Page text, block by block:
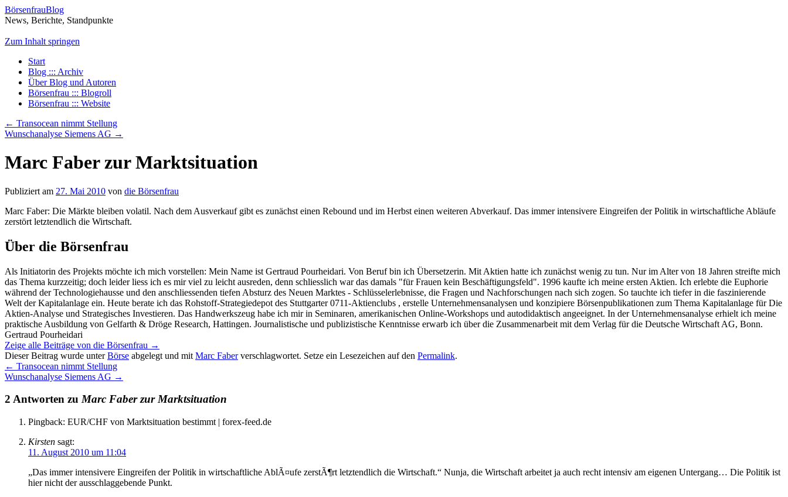
BörsenfrauBlog
News, Berichte, Standpunkte
Zum Inhalt springen
Start
Blog ::: Archiv
Über Blog und Autoren
Börsenfrau ::: Blogroll
Börsenfrau ::: Website
← Transocean nimmt Stellung
Wunschanalyse Siemens AG →
Marc Faber zur Marktsituation
Publiziert am 27. Mai 2010 von die Börsenfrau
Marc Faber: Die Märkte bleiben volatil. Nach dem Ausverkauf gibt es zunächst einen Rebound und im Herbst einen weiteren Abverkauf. Das immer intensivere Eingreifen der Politik in wirtschaftliche Abläufe
zerstört letztendlich die Wirtschaft.
Über die Börsenfrau
Als Initiatorin des Projekts möchte ich mich vorstellen: Mein Name ist Gertraud Pourheidari. Von Beruf bin ich Übersetzerin. Mit Aktien hatte ich zunächst wenig zu tun. Nur im Alter von 18 Jahren streifte mich
das Thema kurzzeitig; doch leider liess ich es mir viel zu leicht ausreden, denn schliesslich war das damals "für Frauen kein Beschäftigungsfeld". 1996 kaufte ich meine ersten Aktien. Ich erlebte die Euphorie
während der Technologiehausse und den anschliessenden tiefen Absturz des Neuen Marktes - Schlüsselerlebnisse, die Fragen und Nachforschungen nach sich zogen. So tauchte ich tiefer in die faszinierende
Welt der Kapitalanlage ein. Heute berate ich das Rohstoff-Strategiedepot des Stuttgarter 0711-Aktienclubs , erstelle Unternehmensanalysen und konzipiere Börsenpublikationen zum Thema Kapitalanlage für Die
Aktien-Analyse und Strategisches Investieren. Das Handwerkszeug habe ich mir in Seminaren, amerikanischen Online-Workshops und autodidaktisch angeeignet. In der Unternehmensanalyse erhielt ich meine
praktische Ausbildung von Gelfarth & Dröge Research, Hattingen. Journalistische und publizistische Kenntnisse erwarb ich über die Zusammenarbeit mit dem Verlag für die Deutsche Wirtschaft AG, Bonn.
Gertraud Pourheidari
Zeige alle Beiträge von die Börsenfrau →
Dieser Beitrag wurde unterBörse abgelegt und mit Marc Faberverschlagwortet. Setze ein Lesezeichen auf den Permalink.
← Transocean nimmt Stellung
Wunschanalyse Siemens AG →
2 Antworten zuMarc Faber zur Marktsituation
Pingback: EUR/CHF von Marktsituation bestimmt | forex-feed.de
Kirsten sagt:
11. August 2010 um 11:04
„Das immer intensivere Eingreifen der Politik in wirtschaftliche AblÃ¤ufe zerstÃ¶rt letztendlich die Wirtschaft.“ Nunja, die Wirtschaft arbeitet ja auch recht intensiv am eigenen Untergang… Die Politik ist
hier nicht der ausschlaggebende Punkt.